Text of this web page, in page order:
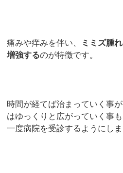
痛みや痒みを伴い、
ミミズ腫
増強するのが特徴です。
時間が経てば治まっていく事
はゆっくりと広がっていく事
一度病院を受診するようにしま